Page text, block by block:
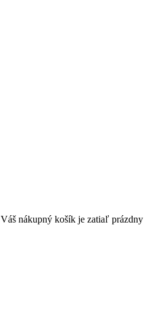
Váš nákupný košík je zatiaľ prázdny